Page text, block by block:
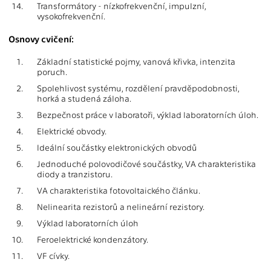
14.
Transformátory - nízkofrekvenční, impulzní,
vysokofrekvenční.
Osnovy cvičení:
1.
Základní statistické pojmy, vanová křivka, intenzita
poruch.
2.
Spolehlivost systému, rozdělení pravděpodobnosti,
horká a studená záloha.
3.
Bezpečnost práce v laboratoři, výklad laboratorních úloh.
4.
Elektrické obvody.
5.
Ideální součástky elektronických obvodů
6.
Jednoduché polovodičové součástky, VA charakteristika
diody a tranzistoru.
7.
VA charakteristika fotovoltaického článku.
8.
Nelinearita rezistorů a nelineární rezistory.
9.
Výklad laboratorních úloh
10.
Feroelektrické kondenzátory.
11.
VF cívky.